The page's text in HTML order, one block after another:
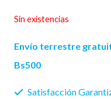
Sin existencias
Envío terrestre
Bs500
Satisfacción